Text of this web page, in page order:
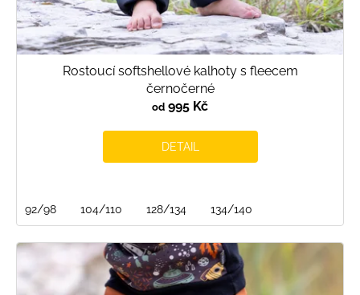
Rostoucí softshellové kalhoty s fleecem
černočerné
od 995 Kč
DETAIL
92/98 104/110 128/134 134/140